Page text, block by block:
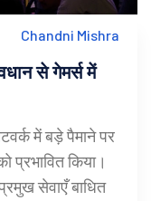
Chandni Mishra
से गेमर्स में
में बड़े पैमाने पर
प्रभावित किया।
सेवाएँ बाधित